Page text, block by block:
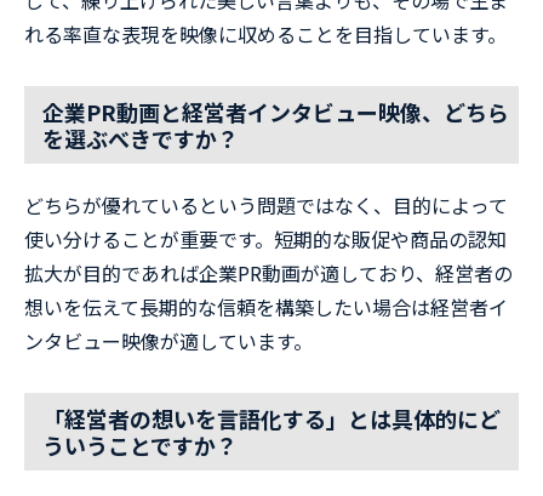
れる率直な表現を映像に収めることを目指しています。
企業PR動画と経営者インタビュー映像、どちら
を選ぶべきですか？
どちらが優れているという問題ではなく、目的によって
使い分けることが重要です。短期的な販促や商品の認知
拡大が目的であれば企業PR動画が適しており、経営者の
想いを伝えて長期的な信頼を構築したい場合は経営者イ
ンタビュー映像が適しています。
「経営者の想いを言語化する」とは具体的にど
ういうことですか？